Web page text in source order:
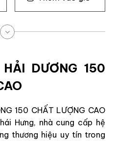
DƯƠNG 150
150 CHẤT LƯỢNG CAO
Hưng, nhà cung cấp hệ
thương hiệu uy tín trong